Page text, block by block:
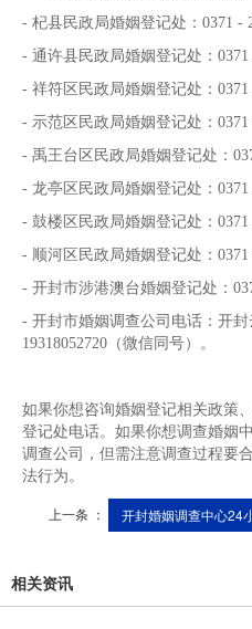
- 杞县民政局婚姻登记处：0371 -
- 通许县民政局婚姻登记处：0371
- 祥符区民政局婚姻登记处：0371
- 示范区民政局婚姻登记处：0371
- 禹王台区民政局婚姻登记处：
- 龙亭区民政局婚姻登记处：0371
- 鼓楼区民政局婚姻登记处：0371
- 顺河区民政局婚姻登记处：0371
- 开封市涉港澳台婚姻登记处：
- 开封市婚姻调查公司电话：开
19318052720（微信同号）。
如果你想咨询婚姻登记相关政策
登记处电话。如果你想调查婚姻
调查公司，但需注意调查过程要
法行为。
上一条 ： 开封婚姻调查中心24
相关资讯